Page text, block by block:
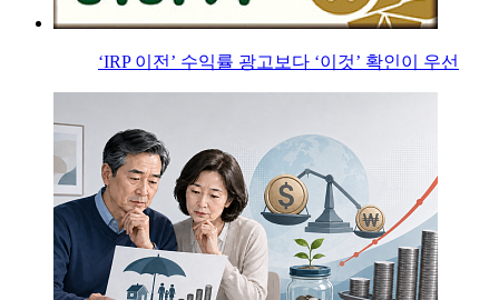
‘IRP 이전’ 수익률 광고보다 ‘이것’ 확인이 우선